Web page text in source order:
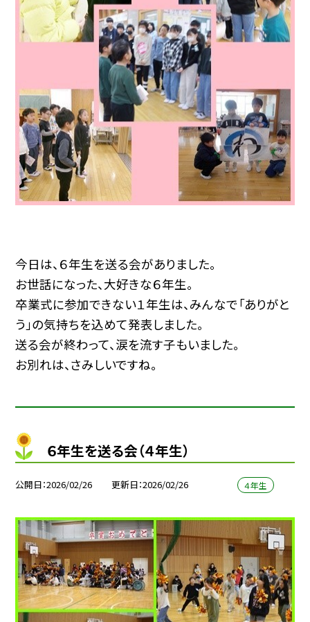
今日は、６年生を送る会がありました。
お世話になった、大好きな６年生。
卒業式に参加できない１年生は、みんなで「ありがと
う」の気持ちを込めて発表しました。
送る会が終わって、涙を流す子もいました。
お別れは、さみしいですね。
６年生を送る会（４年生）
公開日 2026/02/26 更新日 2026/02/26 ４年生